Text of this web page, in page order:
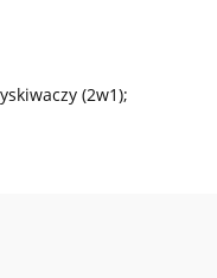
(2w1);